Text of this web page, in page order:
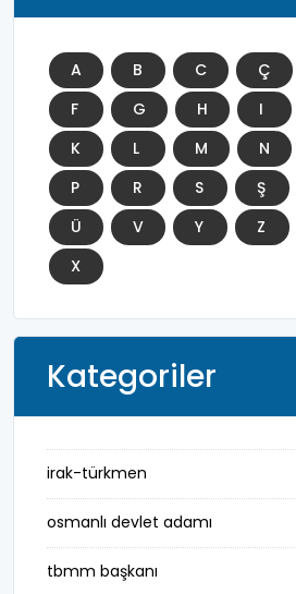
A B C Ç
F
G H I
K
L M N
P
R S Ş
Ü
V Y Z
X
Kategoriler
irak-türkmen
osmanlı devlet adamı
tbmm başkanı